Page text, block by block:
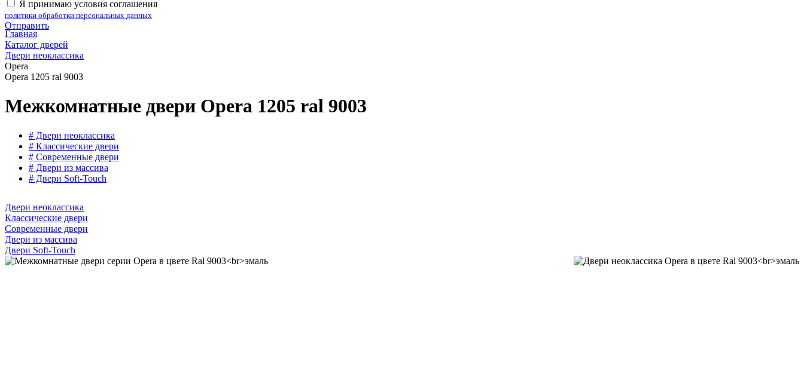
Я принимаю условия соглашения
политики обработки персональных данных
Отправить
Главная
Каталог дверей
Двери неоклассика
Opera
Opera 1205 ral 9003
Межкомнатные двери Opera 1205 ral 9003
# Двери неоклассика
# Классические двери
# Современные двери
# Двери из массива
# Двери Soft-Touch
Двери неоклассика
Классические двери
Современные двери
Двери из массива
Двери Soft-Touch